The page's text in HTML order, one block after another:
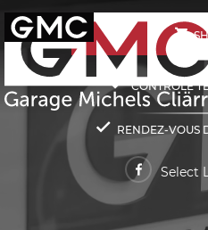
CONTRÔLE
RENDEZ-VOUS
Select